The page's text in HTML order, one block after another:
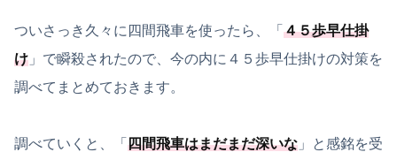
ついさっき久々に四間飛車を使ったら、「 ４５歩早仕掛
け 」で瞬殺されたので、今の内に４５歩早仕掛けの対策を
調べてまとめておきます。
調べていくと、「 四間飛車はまだまだ深いな 」と感銘を受